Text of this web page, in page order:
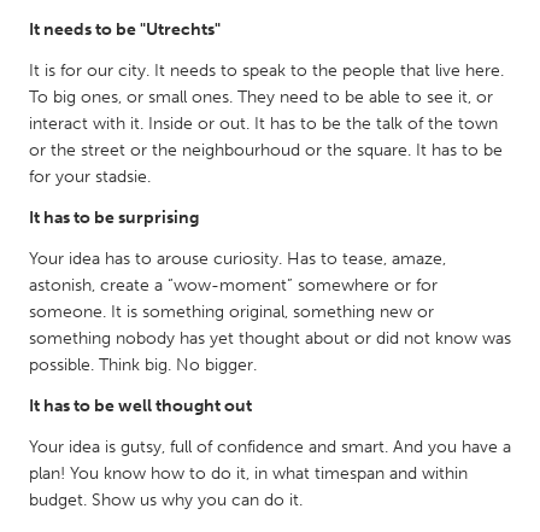
It needs to be "Utrechts"
It is for our city. It needs to speak to the people that live here.
To big ones, or small ones. They need to be able to see it, or
interact with it. Inside or out. It has to be the talk of the town
or the street or the neighbourhoud or the square. It has to be
for your stadsie.
It has to be surprising
Your idea has to arouse curiosity. Has to tease, amaze,
astonish, create a “wow-moment” somewhere or for
someone. It is something original, something new or
something nobody has yet thought about or did not know was
possible. Think big. No bigger.
It has to be well thought out
Your idea is gutsy, full of confidence and smart. And you have a
plan! You know how to do it, in what timespan and within
budget. Show us why you can do it.